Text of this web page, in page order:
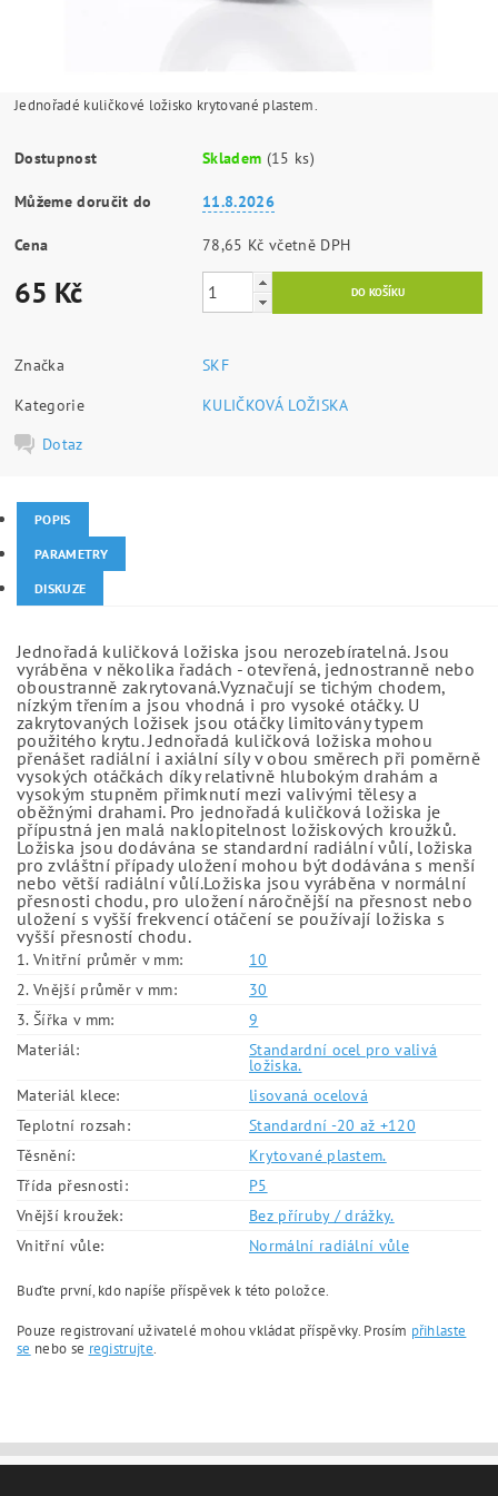
Jednořadé kuličkové ložisko krytované plastem.
Dostupnost Skladem (15 ks)
Můžeme doručit do 11.8.2026
Cena 78,65 Kč včetně DPH
65 Kč
Značka
SKF
Kategorie
KULIČKOVÁ LOŽISKA
Dotaz
POPIS
PARAMETRY
DISKUZE
Jednořadá kuličková ložiska jsou nerozebíratelná. Jsou
vyráběna v několika řadách - otevřená, jednostranně nebo
oboustranně zakrytovaná.Vyznačují se tichým chodem,
nízkým třením a jsou vhodná i pro vysoké otáčky. U
zakrytovaných ložisek jsou otáčky limitovány typem
použitého krytu. Jednořadá kuličková ložiska mohou
přenášet radiální i axiální síly v obou směrech při poměrně
vysokých otáčkách díky relativně hlubokým drahám a
vysokým stupněm přimknutí mezi valivými tělesy a
oběžnými drahami. Pro jednořadá kuličková ložiska je
přípustná jen malá naklopitelnost ložiskových kroužků.
Ložiska jsou dodávána se standardní radiální vůlí, ložiska
pro zvláštní případy uložení mohou být dodávána s menší
nebo větší radiální vůlí.Ložiska jsou vyráběna v normální
přesnosti chodu, pro uložení náročnější na přesnost nebo
uložení s vyšší frekvencí otáčení se používají ložiska s
vyšší přesností chodu.
1. Vnitřní průměr v mm:
10
2. Vnější průměr v mm:
30
3. Šířka v mm:
9
Materiál:
Standardní ocel pro valivá
ložiska.
Materiál klece:
lisovaná ocelová
Teplotní rozsah:
Standardní -20 až +120
Těsnění:
Krytované plastem.
Třída přesnosti:
P5
Vnější kroužek:
Bez příruby / drážky.
Vnitřní vůle:
Normální radiální vůle
Buďte první, kdo napíše příspěvek k této položce.
Pouze registrovaní uživatelé mohou vkládat příspěvky. Prosím přihlaste
se nebo se registrujte.